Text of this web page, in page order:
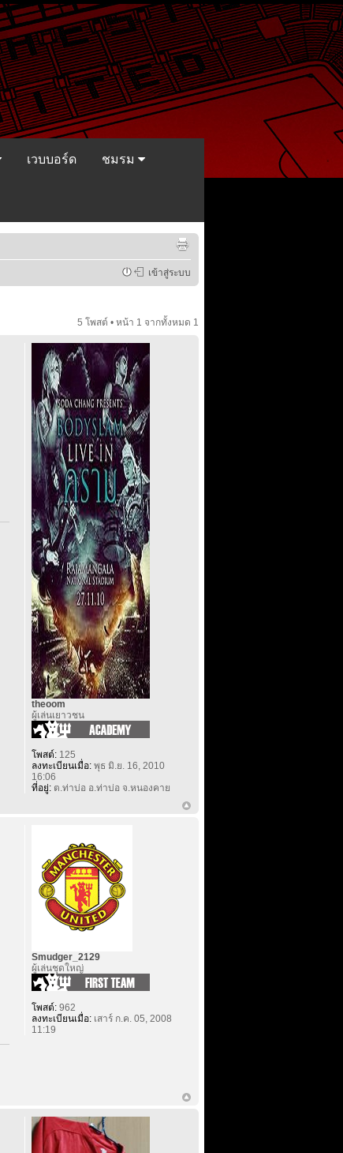
เวบบอร์ด ชมรม
เข้าสู่ระบบ
5 โพสต์ • หน้า 1 จากทั้งหมด 1
theoom
ผู้เล่นเยาวชน
โพสต์:125
ลงทะเบียนเมื่อ:พุธ มิ.ย. 16, 2010
16:06
ที่อยู่:ต.ท่าบ่อ อ.ท่าบ่อ จ.หนองคาย
Smudger_2129
ผู้เล่นชุดใหญ่
โพสต์:962
ลงทะเบียนเมื่อ:เสาร์ ก.ค. 05, 2008
11:19